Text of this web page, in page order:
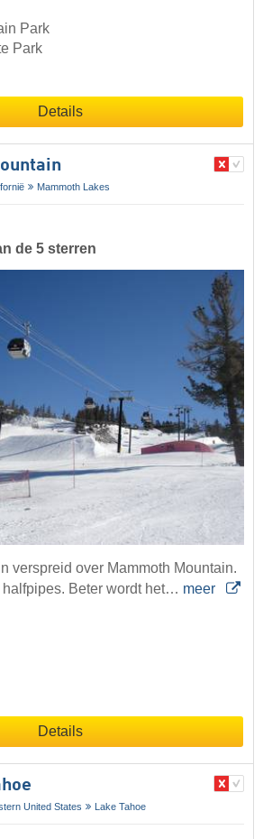
Park
Park
Details
Mammoth Lakes
de 5 sterren
verspreid over Mammoth Mountain.
halfpipes. Beter wordt het… meer
Details
United States Lake Tahoe